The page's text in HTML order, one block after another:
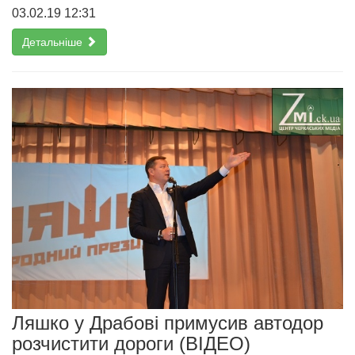
03.02.19 12:31
Детальніше
Ляшко у Драбові примусив автодор
розчистити дороги (ВІДЕО)